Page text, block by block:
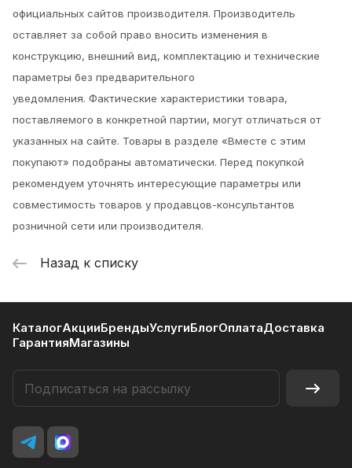
официальных сайтов производителя. Производитель
оставляет за собой право вносить изменения в
конструкцию, внешний вид, комплектацию и технические
параметры без предварительного
уведомления. Фактические характеристики товара,
поставляемого в конкретной партии, могут отличаться от
указанных на сайте. Товары в разделе «Вместе с этим
покупают» подобраны автоматически. Перед покупкой
рекомендуем уточнять интересующие параметры или
совместимость товаров у продавцов-консультантов
розничной сети или производителя.
Назад к списку
КаталогАкцииБрендыУслугиБлогОплатаДоставка
ГарантияМагазины